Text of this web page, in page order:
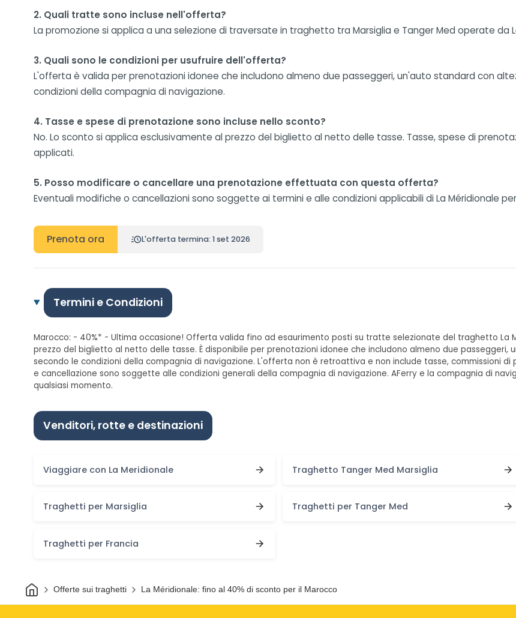
2. Quali tratte sono incluse nell'offerta?
La promozione si applica a una selezione di traversate in traghetto tra Marsiglia e Tanger Med operate da
3. Quali sono le condizioni per usufruire dell'offerta?
L'offerta è valida per prenotazioni idonee che includono almeno due passeggeri, un'auto standard con
condizioni della compagnia di navigazione.
4. Tasse e spese di prenotazione sono incluse nello sconto?
No. Lo sconto si applica esclusivamente al prezzo del biglietto al netto delle tasse. Tasse, spese di
applicati.
5. Posso modificare o cancellare una prenotazione effettuata con questa offerta?
Eventuali modifiche o cancellazioni sono soggette ai termini e alle condizioni applicabili di La Méridionale
Prenota ora L'offerta termina: 1 set 2026
Termini e Condizioni
Marocco: - 40%* - Ultima occasione! Offerta valida fino ad esaurimento posti su tratte selezionate del traghetto La
prezzo del biglietto al netto delle tasse. È disponibile per prenotazioni idonee che includono almeno due
secondo le condizioni della compagnia di navigazione. L'offerta non è retroattiva e non include tasse, commissioni
e cancellazione sono soggette alle condizioni generali della compagnia di navigazione. AFerry e la compagnia di
qualsiasi momento.
Venditori, rotte e destinazioni
Viaggiare con La Meridionale Traghetto Tanger Med Marsiglia
Traghetti per Marsiglia Traghetti per Tanger Med
Traghetti per Francia
CasaOfferte sui traghetti La Méridionale: fino al 40% di sconto per il Marocco